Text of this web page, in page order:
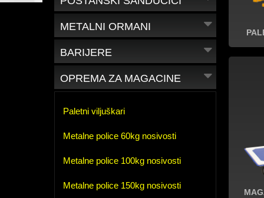
METALNI ORMANI
BARIJERE
OPREMA ZA MAGACINE
Paletni viljuškari
Metalne police 60kg nosivosti
Metalne police 100kg nosivosti
Metalne police 150kg nosivosti